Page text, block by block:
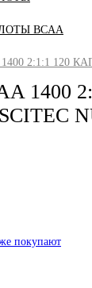
BCAA
2:1:1 120
1400
покупают